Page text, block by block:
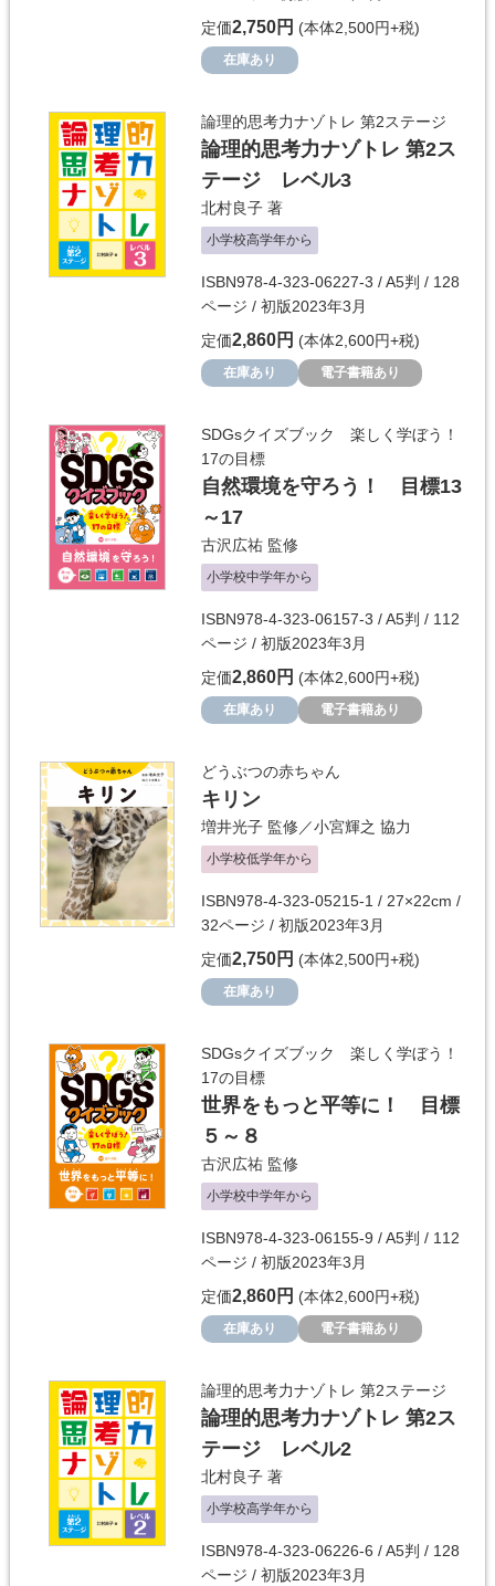
定価2,750円 (本体2,500円+税)
在庫あり
論理的思考力ナゾトレ 第2ステージ
論理的思考力ナゾトレ 第2ス
テージ レベル3
北村良子 著
小学校高学年から
ISBN978-4-323-06227-3 / A5判 / 128
ページ / 初版2023年3月
定価2,860円 (本体2,600円+税)
在庫あり 電子書籍あり
SDGsクイズブック 楽しく学ぼう！
17の目標
自然環境を守ろう！ 目標13
～17
古沢広祐 監修
小学校中学年から
ISBN978-4-323-06157-3 / A5判 / 112
ページ / 初版2023年3月
定価2,860円 (本体2,600円+税)
在庫あり 電子書籍あり
どうぶつの赤ちゃん
キリン
増井光子 監修／小宮輝之 協力
小学校低学年から
ISBN978-4-323-05215-1 / 27×22cm /
32ページ / 初版2023年3月
定価2,750円 (本体2,500円+税)
在庫あり
SDGsクイズブック 楽しく学ぼう！
17の目標
世界をもっと平等に！ 目標
５～８
古沢広祐 監修
小学校中学年から
ISBN978-4-323-06155-9 / A5判 / 112
ページ / 初版2023年3月
定価2,860円 (本体2,600円+税)
在庫あり 電子書籍あり
論理的思考力ナゾトレ 第2ステージ
論理的思考力ナゾトレ 第2ス
テージ レベル2
北村良子 著
小学校高学年から
ISBN978-4-323-06226-6 / A5判 / 128
ページ / 初版2023年3月